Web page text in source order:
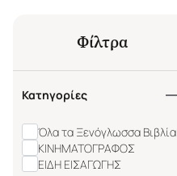
Φίλτρα
Κατηγορίες
Όλα τα Ξενόγλωσσα Βιβλία
ΚΙΝΗΜΑΤΟΓΡΑΦΟΣ
ΕΙΔΗ ΕΙΣΑΓΩΓΗΣ